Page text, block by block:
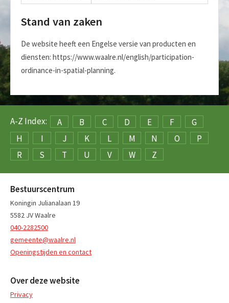
Stand van zaken
De website heeft een Engelse versie van producten en
diensten: https://www.waalre.nl/english/participation-
ordinance-in-spatial-planning.
A-Z Index: A B C D E F
G
H
I J K L M N O
P
R
S T U V W Z
Bestuurscentrum
Koningin Julianalaan 19
5582 JV Waalre
040-2282500
gemeente@waalre.nl
Openingstijden en contact
Over deze website
Privacy